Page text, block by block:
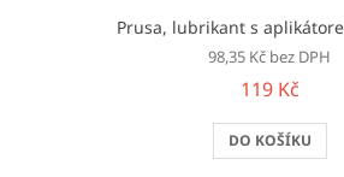
Prusa, lubrikant s
98,35 Kč bez DPH
119 Kč
DO KOŠÍKU